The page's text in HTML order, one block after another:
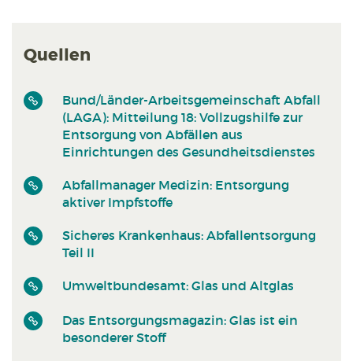
Quellen
Bund/Länder-Arbeitsgemeinschaft Abfall
(LAGA): Mitteilung 18: Vollzugshilfe zur
Entsorgung von Abfällen aus
Einrichtungen des Gesundheitsdienstes
Abfallmanager Medizin: Entsorgung
aktiver Impfstoffe
Sicheres Krankenhaus: Abfallentsorgung
Teil II
Umweltbundesamt: Glas und Altglas
Das Entsorgungsmagazin: Glas ist ein
besonderer Stoff